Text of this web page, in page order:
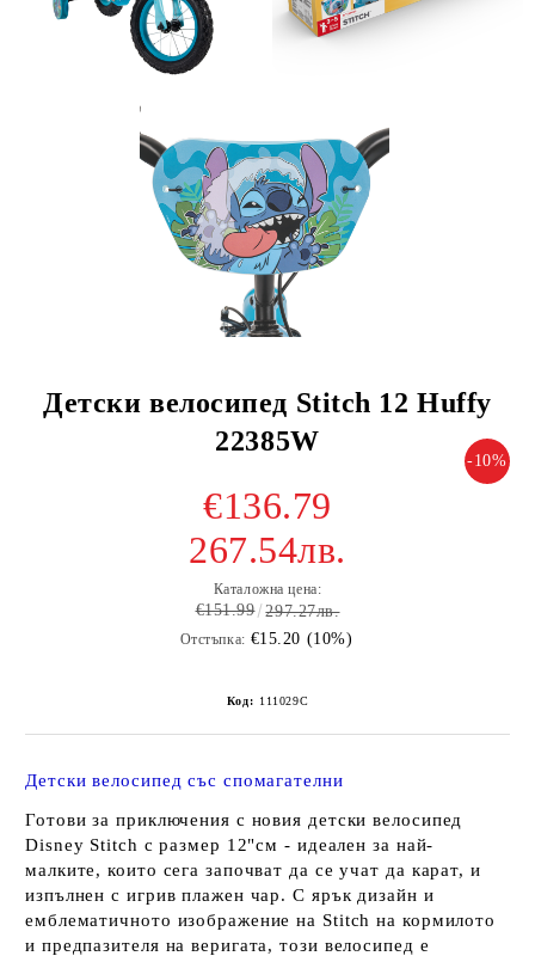
Детски велосипед Stitch 12 Huffy
22385W
-10%
€136.79
267.54лв.
Каталожна цена:
€151.99 297.27лв.
Отстъпка: €15.20 (10%)
Код: 111029C
Детски велосипед със спомагателни
Готови за приключения с новия детски велосипед
Disney Stitch с размер 12"см - идеален за най-
малките, които сега започват да се учат да карат, и
изпълнен с игрив плажен чар. С ярък дизайн и
емблематичното изображение на Stitch на кормилото
и предпазителя на веригата, този велосипед е